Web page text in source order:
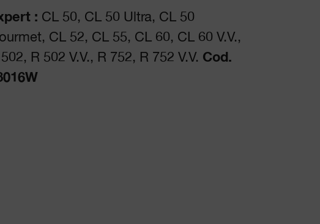
: CL 50, CL 50 Ultra, CL 50
CL 52, CL 55, CL 60, CL 60 V.V.,
502, R 502 V.V., R 752, R 752 V.V. Cod.